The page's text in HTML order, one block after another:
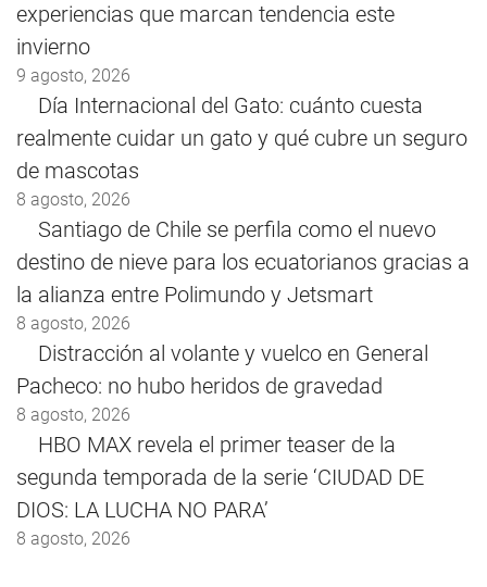
experiencias que marcan tendencia este
invierno
9 agosto, 2026
Día Internacional del Gato: cuánto cuesta
realmente cuidar un gato y qué cubre un seguro
de mascotas
8 agosto, 2026
Santiago de Chile se perfila como el nuevo
destino de nieve para los ecuatorianos gracias a
la alianza entre Polimundo y Jetsmart
8 agosto, 2026
Distracción al volante y vuelco en General
Pacheco: no hubo heridos de gravedad
8 agosto, 2026
HBO MAX revela el primer teaser de la
segunda temporada de la serie ‘CIUDAD DE
DIOS: LA LUCHA NO PARA’
8 agosto, 2026